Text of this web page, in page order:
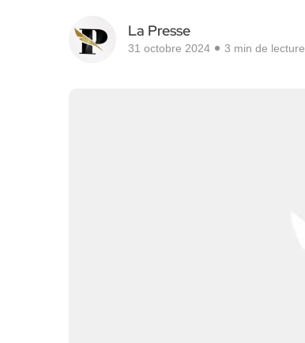
La Presse
31 octobre 2024 3 min de lecture